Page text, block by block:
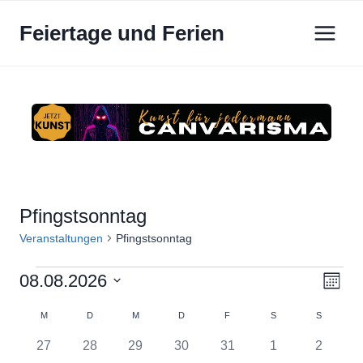
InhaltFeiertage und Ferien
Pfingstsonntag
Veranstaltungen Pfingstsonntag
Veranstaltungen Monat
08.08.2026
Kalender
von
M DDIENSTAGM MITTWOCH
DDONNERSTAG
F SSAMSTAGS
0
27
0
28
0
29
0
30
0
31
0
1
0
2